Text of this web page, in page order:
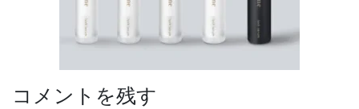
コメントを残す